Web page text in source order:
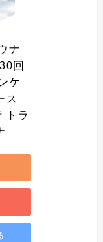
ナ
回
ケ
ス
トラ